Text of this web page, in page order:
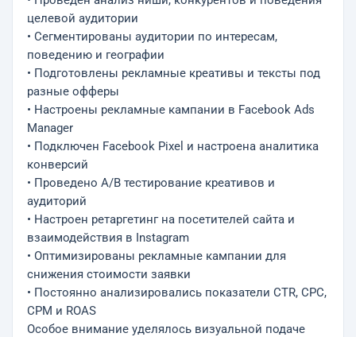
целевой аудитории
• Сегментированы аудитории по интересам,
поведению и географии
• Подготовлены рекламные креативы и тексты под
разные офферы
• Настроены рекламные кампании в Facebook Ads
Manager
• Подключен Facebook Pixel и настроена аналитика
конверсий
• Проведено A/B тестирование креативов и
аудиторий
• Настроен ретаргетинг на посетителей сайта и
взаимодействия в Instagram
• Оптимизированы рекламные кампании для
снижения стоимости заявки
• Постоянно анализировались показатели CTR, CPC,
CPM и ROAS
Особое внимание уделялось визуальной подаче